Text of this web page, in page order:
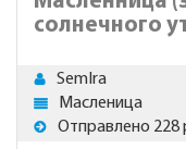
солнечного
SemIra
Масленица
Отправлено 228